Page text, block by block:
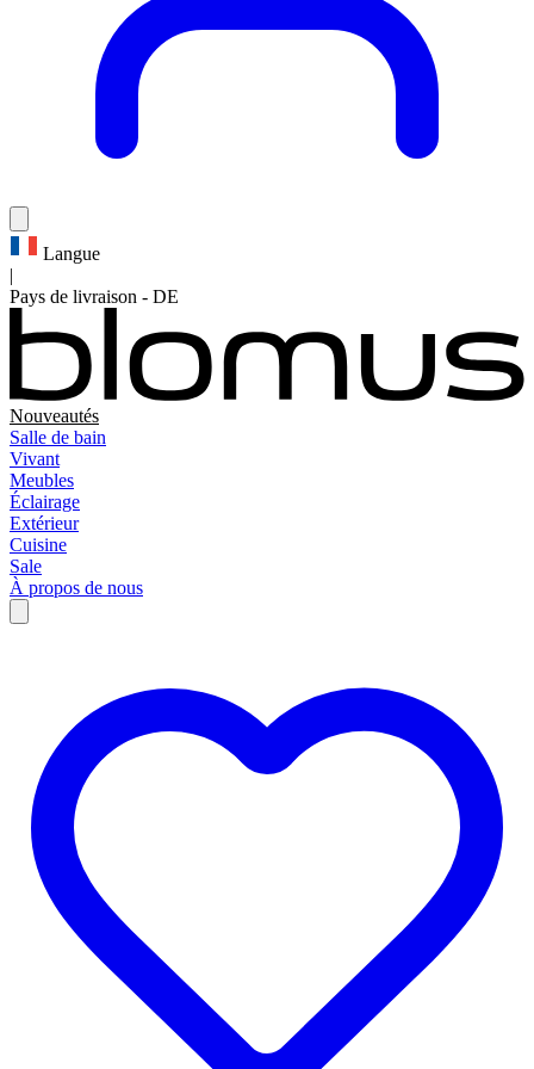
Langue
|
Pays de livraison - DE
Nouveautés
Salle de bain
Vivant
Meubles
Éclairage
Extérieur
Cuisine
Sale
À propos de nous